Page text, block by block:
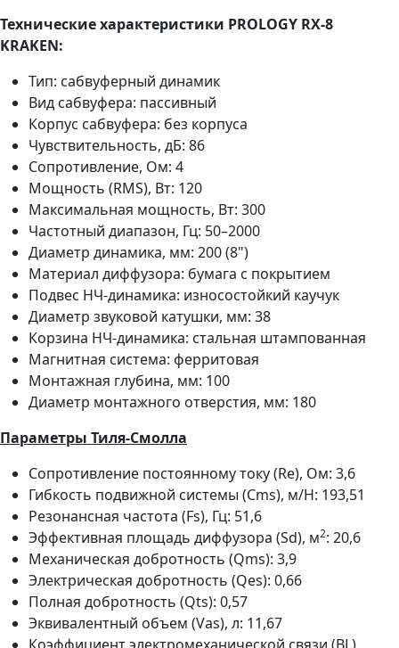
Технические характеристики PROLOGY RX-8
KRAKEN:
Тип: сабвуферный динамик
Вид сабвуфера: пассивный
Корпус сабвуфера: без корпуса
Чувствительность, дБ: 86
Сопротивление, Ом: 4
Мощность (RMS), Вт: 120
Максимальная мощность, Вт: 300
Частотный диапазон, Гц: 50–2000
Диаметр динамика, мм: 200 (8")
Материал диффузора: бумага с покрытием
Подвес НЧ-динамика: износостойкий каучук
Диаметр звуковой катушки, мм: 38
Корзина НЧ-динамика: стальная штампованная
Магнитная система: ферритовая
Монтажная глубина, мм: 100
Диаметр монтажного отверстия, мм: 180
Параметры Тиля-Смолла
Сопротивление постоянному току (Re), Ом: 3,6
Гибкость подвижной системы (Cms), м/Н: 193,51
Резонансная частота (Fs), Гц: 51,6
Эффективная площадь диффузора (Sd), м2: 20,6
Механическая добротность (Qms): 3,9
Электрическая добротность (Qes): 0,66
Полная добротность (Qts): 0,57
Эквивалентный объем (Vas), л: 11,67